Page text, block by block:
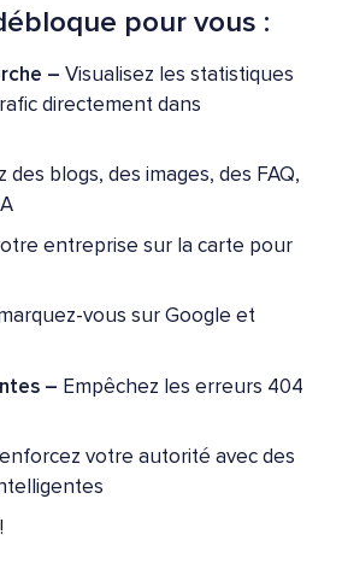
pour vous :
– Visualisez les statistiques
directement dans
des blogs, des images, des FAQ,
entreprise sur la carte pour
vous sur Google et
– Empêchez les erreurs 404
votre autorité avec des